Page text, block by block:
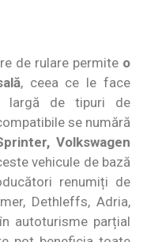
de rulare permite o
, ceea ce le face
largă de tipuri de
se numără
Volkswagen
vehicule de bază
renumiți de
Dethleffs, Adria,
autoturisme parțial